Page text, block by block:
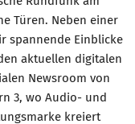
Türen. Neben einer
spannende Einblicke
aktuellen digitalen
Newsroom von
3, wo Audio- und
kreiert